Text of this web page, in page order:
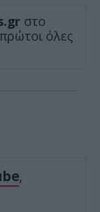
στο
όλες
,